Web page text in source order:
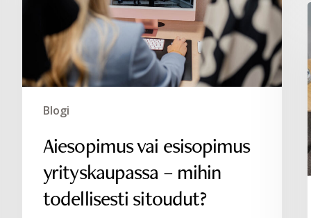
todellisesti
sitoudut?
Blogi
Aiesopimus vai esisopimus
yrityskaupassa – mihin
todellisesti sitoudut?